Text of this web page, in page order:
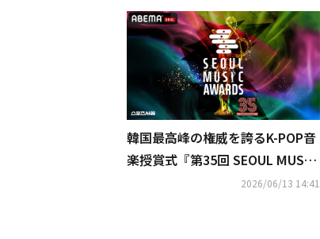
韓国最高峰の権威を誇るK-POP音
楽授賞式『第35回 SEOUL MUSIC
AWARDS』2026年6月20日（土）
2026/06/13 14:41